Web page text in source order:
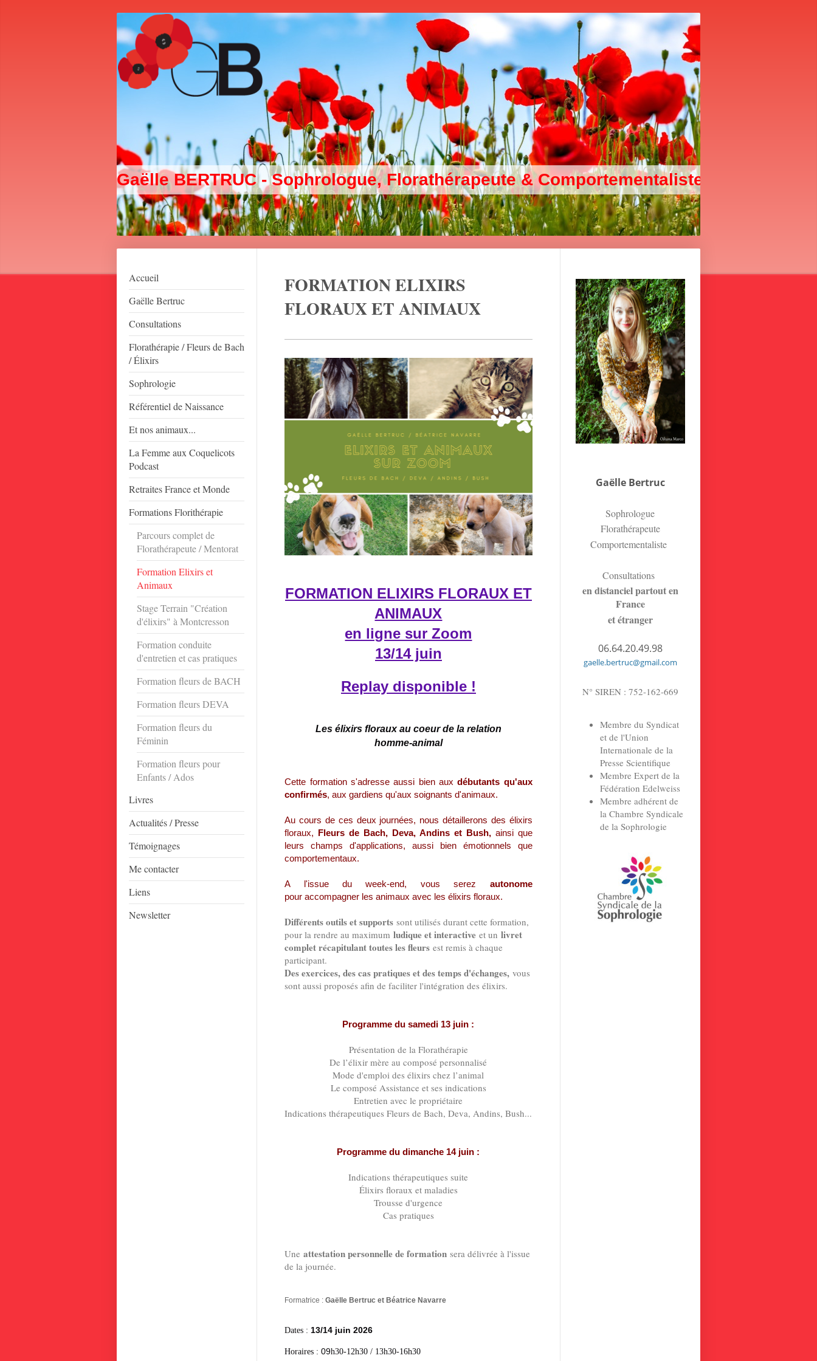
Gaëlle BERTRUC - Sophrologue, Florathérapeute & Comportementaliste
Accueil
Gaëlle Bertruc
Consultations
Florathérapie / Fleurs de Bach
/ Élixirs
Sophrologie
Référentiel de Naissance
Et nos animaux...
La Femme aux Coquelicots
Podcast
Retraites France et Monde
Formations Florithérapie
Parcours complet de
Florathérapeute / Mentorat
Formation Elixirs et
Animaux
Stage Terrain "Création
d'élixirs" à Montcresson
Formation conduite
d'entretien et cas pratiques
Formation fleurs de BACH
Formation fleurs DEVA
Formation fleurs du
Féminin
Formation fleurs pour
Enfants / Ados
Livres
Actualités / Presse
Témoignages
Me contacter
Liens
Newsletter
FORMATION ELIXIRS
FLORAUX ET ANIMAUX
FORMATION ELIXIRS FLORAUX ET
ANIMAUX
en ligne sur Zoom
13/14 juin
Replay disponible !
Les élixirs floraux au coeurde la relation
homme-animal
Cette formation s'adresse aussi bien auxdébutants qu'aux
confirmés, aux gardiens qu'aux soignants d'animaux.
Au cours de ces deux journées, nous détaillerons des élixirs
floraux, Fleurs de Bach, Deva, Andins et Bush, ainsi que
leurs champs d'applications, aussi bien émotionnels que
comportementaux.
A l'issue du week-end, vous serez autonome
pour accompagner les animaux avec les élixirs floraux.
Différents outils et supports sont utilisés durant cette formation,
pour la rendre au maximumludique et interactive et unlivret
complet récapitulant toutes les fleurs est remis à chaque
participant.
Des exercices, des cas pratiques et des temps d'échanges, vous
sont aussi proposés afin de faciliter l'intégration des élixirs.
Programme du samedi 13 juin :
Présentation de la Florathérapie
De l’élixir mère au composé personnalisé
Mode d'emploi des élixirs chez l’animal
Le composé Assistance et ses indications
Entretien avec le propriétaire
Indications thérapeutiques Fleurs de Bach, Deva, Andins, Bush...
Programme du dimanche 14 juin :
Indications thérapeutiques suite
Élixirs floraux et maladies
Trousse d'urgence
Cas pratiques
Uneattestation personnelle de formation sera délivrée à l'issue
de la journée.
Formatrice :Gaëlle Bertruc et Béatrice Navarre
Dates : 13/14 juin 2026
Horaires : 09h30-12h30 / 13h30-16h30
Gaëlle Bertruc
Sophrologue
Florathérapeute
Comportementaliste
Consultations
en distanciel partout en
France
et étranger
06.64.20.49.98
gaelle.bertruc@gmail.com
N° SIREN : 752-162-669
Membre du Syndicat
et de l'Union
Internationale de la
Presse Scientifique
Membre Expert de la
Fédération Edelweiss
Membre adhérent de
la Chambre Syndicale
de la Sophrologie